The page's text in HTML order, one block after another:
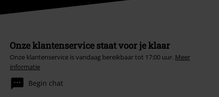
Onze klantenservice staat voor je klaar
Onze klantenservice is vandaag bereikbaar tot 17:00 uur. Meer
informatie
Begin chat